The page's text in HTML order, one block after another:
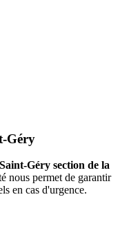
Géry
Saint-Géry section de la
nous permet de garantir
en cas d'urgence.